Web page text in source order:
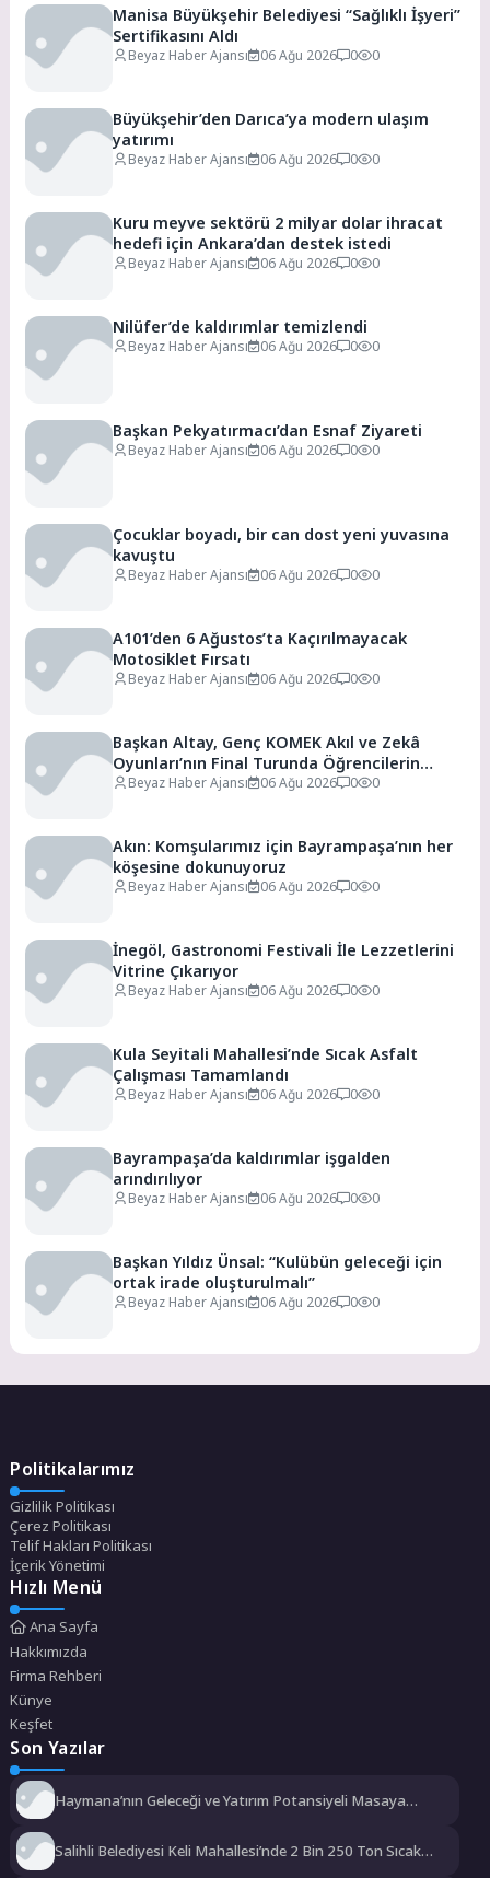
Manisa Büyükşehir Belediyesi “Sağlıklı İşyeri”
Sertifikasını Aldı
Beyaz Haber Ajansı 06 Ağu 2026 0 0
Büyükşehir’den Darıca’ya modern ulaşım
yatırımı
Beyaz Haber Ajansı 06 Ağu 2026 0 0
Kuru meyve sektörü 2 milyar dolar ihracat
hedefi için Ankara’dan destek istedi
Beyaz Haber Ajansı 06 Ağu 2026 0 0
Nilüfer’de kaldırımlar temizlendi
Beyaz Haber Ajansı 06 Ağu 2026 0 0
Başkan Pekyatırmacı’dan Esnaf Ziyareti
Beyaz Haber Ajansı 06 Ağu 2026 0 0
Çocuklar boyadı, bir can dost yeni yuvasına
kavuştu
Beyaz Haber Ajansı 06 Ağu 2026 0 0
A101’den 6 Ağustos’ta Kaçırılmayacak
Motosiklet Fırsatı
Beyaz Haber Ajansı 06 Ağu 2026 0 0
Başkan Altay, Genç KOMEK Akıl ve Zekâ
Oyunları’nın Final Turunda Öğrencilerin
Heyecanını Paylaştı
Beyaz Haber Ajansı 06 Ağu 2026 0 0
Akın: Komşularımız için Bayrampaşa’nın her
köşesine dokunuyoruz
Beyaz Haber Ajansı 06 Ağu 2026 0 0
İnegöl, Gastronomi Festivali İle Lezzetlerini
Vitrine Çıkarıyor
Beyaz Haber Ajansı 06 Ağu 2026 0 0
Kula Seyitali Mahallesi’nde Sıcak Asfalt
Çalışması Tamamlandı
Beyaz Haber Ajansı 06 Ağu 2026 0 0
Bayrampaşa’da kaldırımlar işgalden
arındırılıyor
Beyaz Haber Ajansı 06 Ağu 2026 0 0
Başkan Yıldız Ünsal: “Kulübün geleceği için
ortak irade oluşturulmalı”
Beyaz Haber Ajansı 06 Ağu 2026 0 0
Politikalarımız
Gizlilik Politikası
Çerez Politikası
Telif Hakları Politikası
İçerik Yönetimi
Hızlı Menü
Ana Sayfa
Hakkımızda
Firma Rehberi
Künye
Keşfet
Son Yazılar
Haymana’nın Geleceği ve Yatırım Potansiyeli Masaya
Salihli Belediyesi Keli Mahallesi’nde 2 Bin 250 Ton Sıcak